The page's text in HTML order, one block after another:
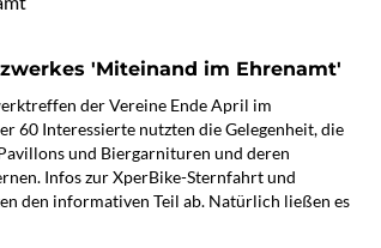
'Miteinand im Ehrenamt'
der Vereine Ende April im
60 Interessierte nutzten die Gelegenheit, die
und Biergarnituren und deren
Infos zur XperBike-Sternfahrt und
den informativen Teil ab. Natürlich ließen es